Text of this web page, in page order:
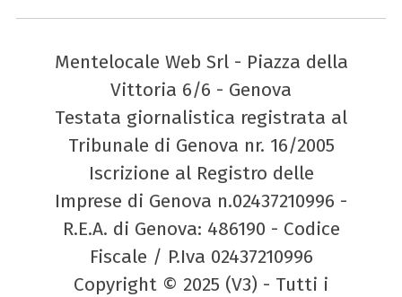
Mentelocale Web Srl - Piazza della
Vittoria 6/6 - Genova
Testata giornalistica registrata al
Tribunale di Genova nr. 16/2005
Iscrizione al Registro delle
Imprese di Genova n.02437210996 -
R.E.A. di Genova: 486190 - Codice
Fiscale / P.Iva 02437210996
Copyright © 2025 (V3) - Tutti i